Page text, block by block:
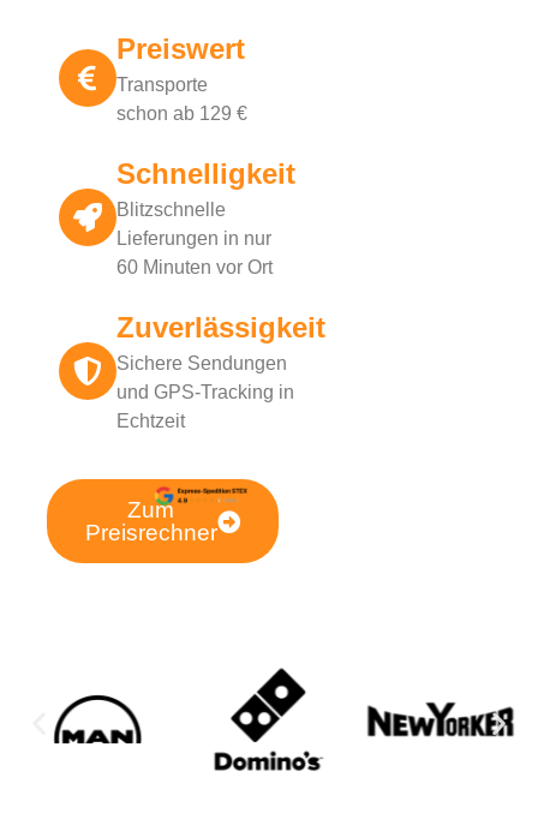
Preiswert
Transporte
schon ab 129 €
Schnelligkeit
Blitzschnelle
Lieferungen in nur
60 Minuten vor Ort
Zuverlässigkeit
Sichere Sendungen
und GPS-Tracking in
Echtzeit
Zum
Preisrechner